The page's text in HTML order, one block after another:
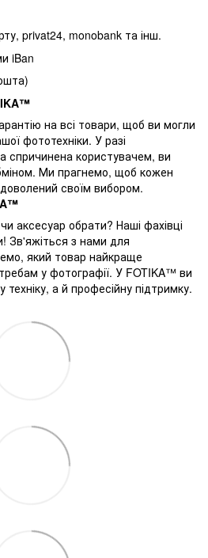
, privat24, monobank та інш.
iBan
на всі товари, щоб ви могли
фототехніки. У разі
спричинена користувачем, ви
Ми прагнемо, щоб кожен
своїм вибором.
аксесуар обрати? Наші фахівці
Зв'яжіться з нами для
який товар найкраще
у фотографії. У FOTIKA™ ви
а й професійну підтримку.